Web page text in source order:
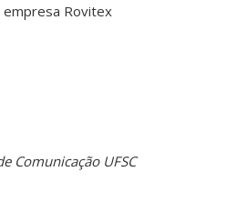
empresa Rovitex
Comunicação UFSC